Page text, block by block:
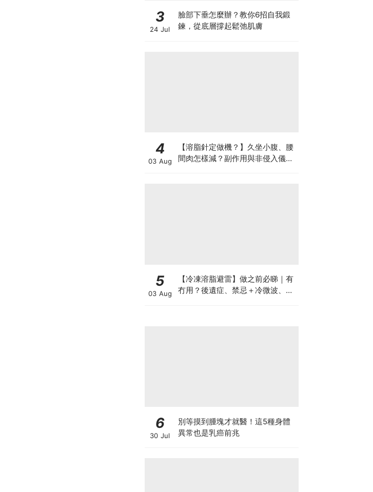
3
24 Jul
臉部下垂怎麼辦？教你6招自我鍛
鍊，從底層撐起鬆弛肌膚
4
03 Aug
【溶脂針定做機？】久坐小腹、腰
間肉怎樣減？副作用與非侵入儀器
5
03 Aug
【冷凍溶脂避雷】做之前必睇｜有
冇用？後遺症、禁忌＋冷微波、雙
6
30 Jul
別等摸到腫塊才就醫！這5種身體
異常也是乳癌前兆